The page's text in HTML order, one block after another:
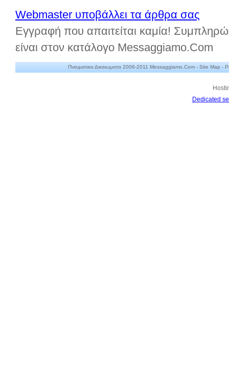
Webmaster υποβάλλει τα άρθρα σας
Εγγραφή που απαιτείται καμία!
είναι στον κατάλογο Messaggiamo.Com
Πνευματικα Δικαιωματα 2006-2011 Messaggiamo.Com - Site Map -
Dedicated